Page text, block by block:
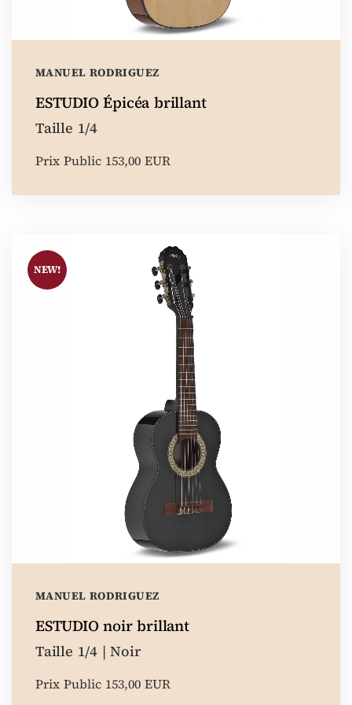
MANUEL RODRIGUEZ
ESTUDIO Épicéa brillant
Taille 1/4
Prix Public 153,00 EUR
MANUEL RODRIGUEZ
ESTUDIO noir brillant
Taille 1/4 | Noir
Prix Public 153,00 EUR
NEW!